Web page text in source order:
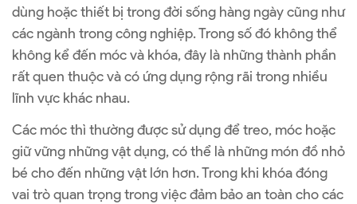
dùng hoặc thiết bị trong đời sống hàng ngày cũng như
các ngành trong công nghiệp. Trong số đó không thể
không kể đến móc và khóa, đây là những thành phần
rất quen thuộc và có ứng dụng rộng rãi trong nhiều
lĩnh vực khác nhau.
Các móc thì thường được sử dụng để treo, móc hoặc
giữ vững những vật dụng, có thể là những món đồ nhỏ
bé cho đến những vật lớn hơn. Trong khi khóa đóng
vai trò quan trọng trong việc đảm bảo an toàn cho các